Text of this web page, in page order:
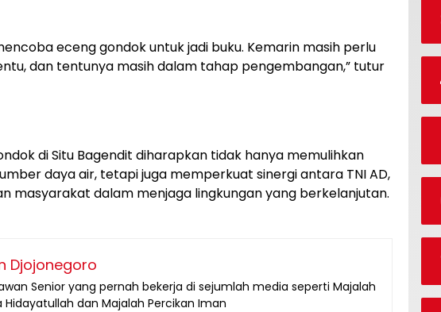
eceng gondok untuk jadi buku. Kemarin masih perlu
dan tentunya masih dalam tahap pengembangan,” tutur
di Situ Bagendit diharapkan tidak hanya memulihkan
daya air, tetapi juga memperkuat sinergi antara TNI AD,
masyarakat dalam menjaga lingkungan yang berkelanjutan.
Djojonegoro
Senior yang pernah bekerja di sejumlah media seperti Majalah
Hidayatullah dan Majalah Percikan Iman